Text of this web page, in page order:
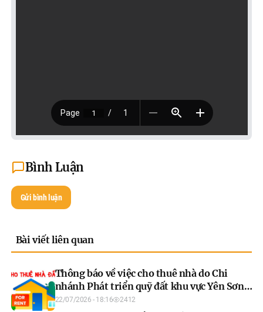
Bình Luận
Gửi bình luận
Bài viết liên quan
Thông báo về việc cho thuê nhà do Chi
nhánh Phát triển quỹ đất khu vực Yên Sơn
quản lý, khai thác năm 2026 (đợt 1)
22/07/2026 - 18:16 2412